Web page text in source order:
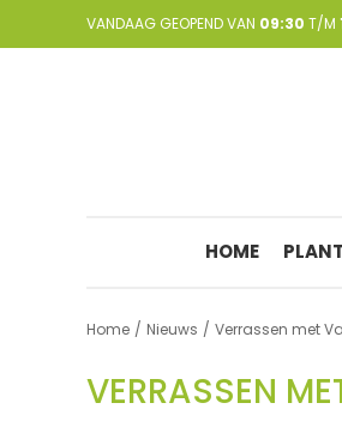
Home Nieuws Verrassen met
VANDAAG GEOPEND VAN 09:30 T/M
HOME
VERRASSEN